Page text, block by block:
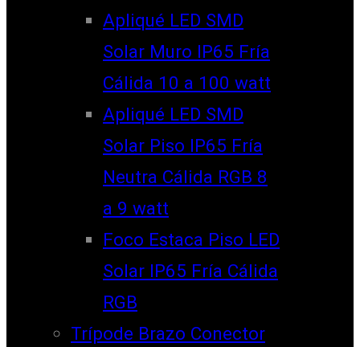
Apliqué LED SMD
Solar Muro IP65 Fría
Cálida 10 a 100 watt
Apliqué LED SMD
Solar Piso IP65 Fría
Neutra Cálida RGB 8
a 9 watt
Foco Estaca Piso LED
Solar IP65 Fría Cálida
RGB
Trípode Brazo Conector